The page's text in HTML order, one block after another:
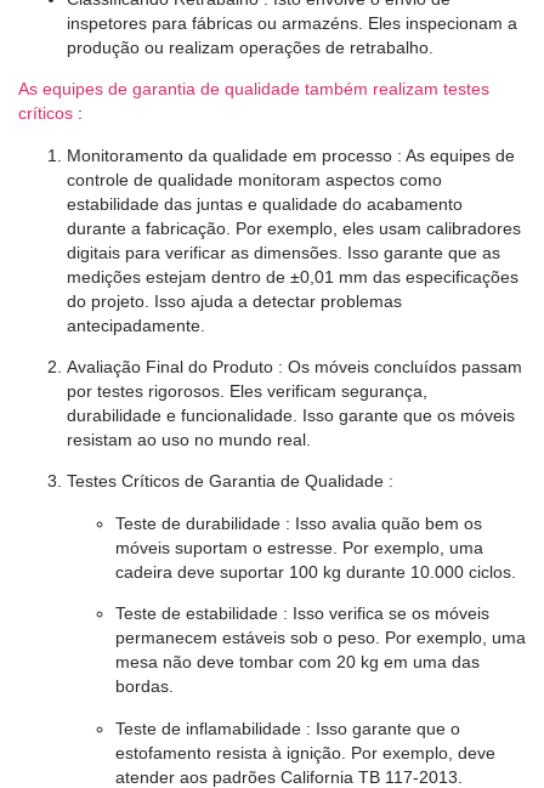
inspetores para fábricas ou armazéns. Eles inspecionam a
produção ou realizam operações de retrabalho.
As equipes de garantia de qualidade também realizam testes
críticos :
Monitoramento da qualidade em processo : As equipes de
controle de qualidade monitoram aspectos como
estabilidade das juntas e qualidade do acabamento
durante a fabricação. Por exemplo, eles usam calibradores
digitais para verificar as dimensões. Isso garante que as
medições estejam dentro de ±0,01 mm das especificações
do projeto. Isso ajuda a detectar problemas
antecipadamente.
Avaliação Final do Produto : Os móveis concluídos passam
por testes rigorosos. Eles verificam segurança,
durabilidade e funcionalidade. Isso garante que os móveis
resistam ao uso no mundo real.
Testes Críticos de Garantia de Qualidade :
Teste de durabilidade : Isso avalia quão bem os
móveis suportam o estresse. Por exemplo, uma
cadeira deve suportar 100 kg durante 10.000 ciclos.
Teste de estabilidade : Isso verifica se os móveis
permanecem estáveis ​​sob o peso. Por exemplo, uma
mesa não deve tombar com 20 kg em uma das
bordas.
Teste de inflamabilidade : Isso garante que o
estofamento resista à ignição. Por exemplo, deve
atender aos padrões California TB 117-2013.